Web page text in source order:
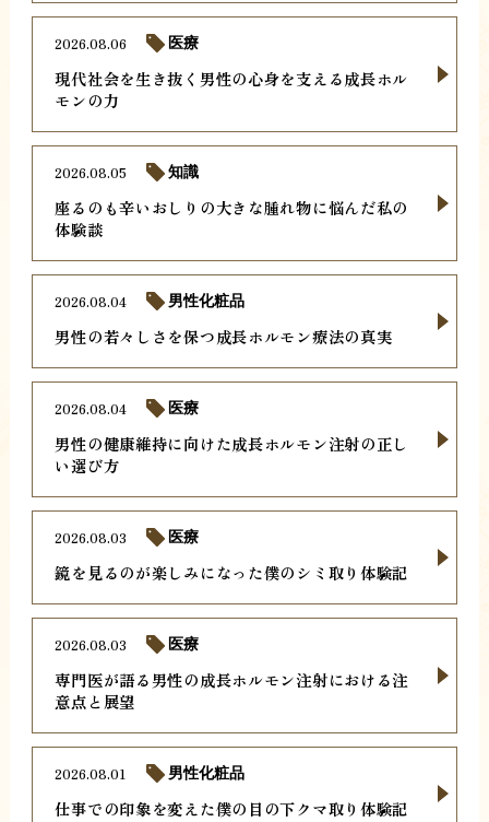
現代社会を生き抜く男性の心身を支える成長ホル
モンの力
2026.08.06 医療
座るのも辛いおしりの大きな腫れ物に悩んだ私の
体験談
2026.08.05 知識
男性の若々しさを保つ成長ホルモン療法の真実
2026.08.04 男性化粧品
男性の健康維持に向けた成長ホルモン注射の正し
い選び方
2026.08.04 医療
鏡を見るのが楽しみになった僕のシミ取り体験記
2026.08.03 医療
専門医が語る男性の成長ホルモン注射における注
意点と展望
2026.08.03 医療
仕事での印象を変えた僕の目の下クマ取り体験記
2026.08.01 男性化粧品